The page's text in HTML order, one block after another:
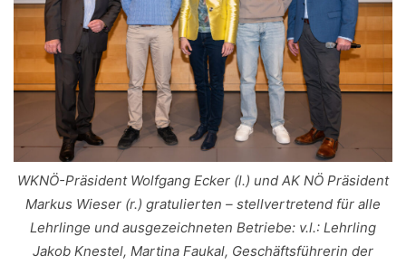
WKNÖ-Präsident Wolfgang Ecker (l.) und AK NÖ Präsident
Markus Wieser (r.) gratulierten – stellvertretend für alle
Lehrlinge und ausgezeichneten Betriebe: v.l.: Lehrling
Jakob Knestel, Martina Faukal, Geschäftsführerin der